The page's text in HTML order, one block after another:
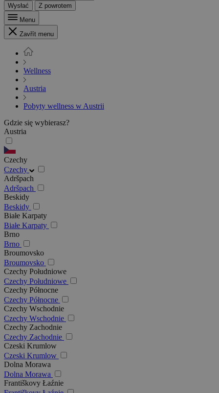
Wysłać
Z powrotem
Menu
Zavřít menu
Wellness
Austria
Pobyty wellness w Austrii
Gdzie się wybierasz?
Austria
Czechy
Czechy
Adršpach
Adršpach
Beskidy
Beskidy
Białe Karpaty
Białe Karpaty
Brno
Brno
Broumovsko
Broumovsko
Czechy Południowe
Czechy Południowe
Czechy Północne
Czechy Północne
Czechy Wschodnie
Czechy Wschodnie
Czechy Zachodnie
Czechy Zachodnie
Czeski Krumlow
Czeski Krumlow
Dolna Morawa
Dolna Morawa
Františkovy Łaźnie